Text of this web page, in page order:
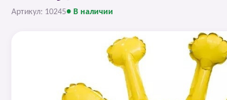
Артикул: 10245● В наличии